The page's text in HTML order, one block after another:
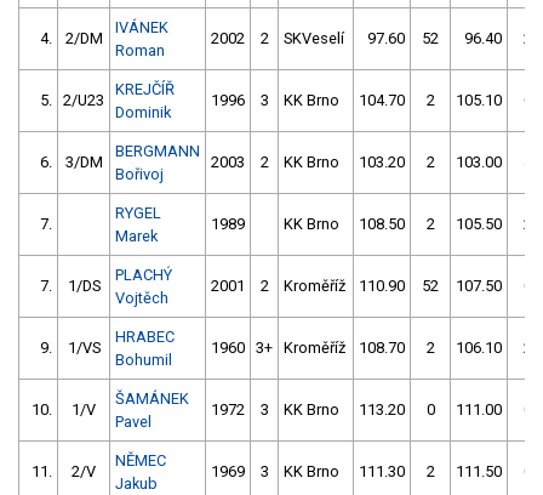
4. 2/DM
IVÁNEK
Roman
2002 2 SKVeselí 97.60 52 96.40 2
5. 2/U23
KREJČÍŘ
Dominik
1996 3 KK Brno 104.70 2 105.10 0
6. 3/DM
BERGMANN
Bořivoj
2003 2 KK Brno 103.20 2 103.00 4
7.
RYGEL
Marek
1989 KK Brno 108.50 2 105.50 2
7. 1/DS
PLACHÝ
Vojtěch
2001 2 Kroměříž 110.90 52 107.50 0
9. 1/VS
HRABEC
Bohumil
1960 3+ Kroměříž 108.70 2 106.10 2
10. 1/V
ŠAMÁNEK
Pavel
1972 3 KK Brno 113.20 0 111.00 0
11. 2/V
NĚMEC
Jakub
1969 3 KK Brno 111.30 2 111.50 0